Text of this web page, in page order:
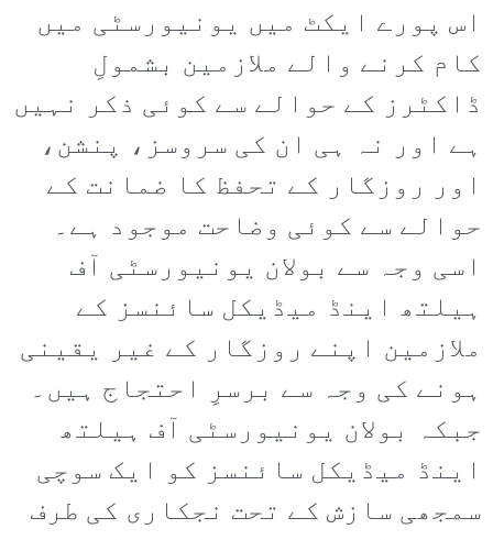
اس پورے ایکٹ میں یونیورسٹی میں
کام کرنے والے ملازمین بشمولِ
ڈاکٹرز کے حوالے سے کوئی ذکر نہیں
ہے اور نہ ہی ان کی سروسز، پنشن،
اور روزگار کے تحفظ کا ضمانت کے
حوالے سے کوئی وضاحت موجود ہے۔
اسی وجہ سے بولان یونیورسٹی آف
ہیلتھ اینڈ میڈیکل سائنسز کے
ملازمین اپنے روزگار کے غیر یقینی
ہونے کی وجہ سے برسرِ احتجاج ہیں۔
جبکہ بولان یونیورسٹی آف ہیلتھ
اینڈ میڈیکل سائنسز کو ایک سوچی
سمجھی سازش کے تحت نجکاری کی طرف